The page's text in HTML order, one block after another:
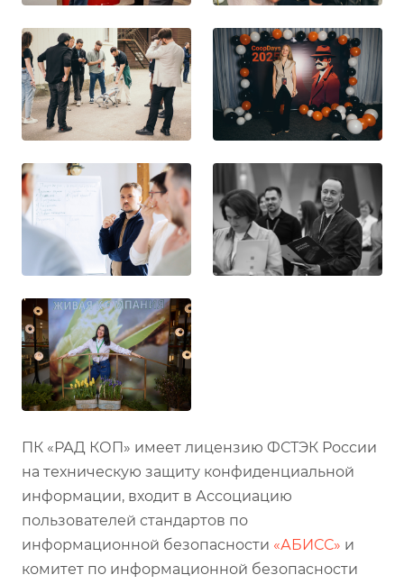
ПК «РАД КОП» имеет лицензию ФСТЭК России
на техническую защиту конфиденциальной
информации, входит в Ассоциацию
пользователей стандартов по
информационной безопасности «АБИСС» и
комитет по информационной безопасности